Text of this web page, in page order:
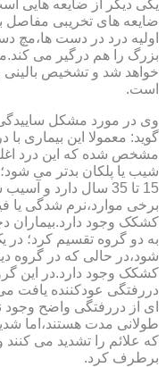
یکی دیگر از ضایعه هایی
ضایعه های تخریبی مفاصل
اولیه درد در دست ها،مچ
بزرگ را هم درگیر می
خواهد شد و تشخیص بالینی
است.
وی در مورد مشکل
گوید: معمولا این بیماری
مشخص شده که این درد
شیب یا پلکان بدتر می
15 تا 35 سال دارد
برخی موارد،نرم شدگی یا
کشکک وجود دارد.بیماران
به دو گروه تقسیم کرد؛
شود،در حالی که در گروه
کشکک وجود دارد.در این
دررفتگی عودکننده یافت
ای از دررفتگی واضح وجود
طولانی مدت هستند،اما
که علائم را تشدید می کنند
برطرف کرد.